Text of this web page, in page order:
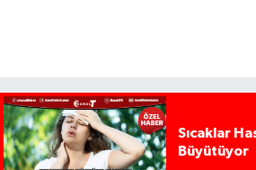
Sıcaklar
Büyütüyor